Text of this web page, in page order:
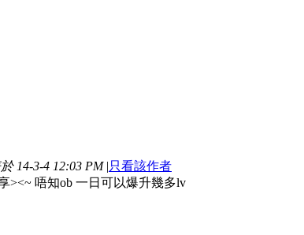
14-3-4 12:03 PM |只看該作者
><~ 唔知ob 一日可以爆升幾多lv